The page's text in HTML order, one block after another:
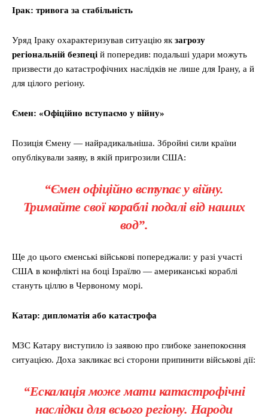
Ірак: тривога за стабільність
Уряд Іраку охарактеризував ситуацію якзагрозу
регіональній безпеці й попередив: подальші удари можуть
призвести до катастрофічних наслідків не лише для Ірану, а й
для цілого регіону.
Ємен: «Офіційно вступаємо у війну»
Позиція Ємену — найрадикальніша. Збройні сили країни
опублікували заяву, в якій пригрозили США:
“Ємен офіційно вступає у війну.
Тримайте свої кораблі подалі від наших
вод”.
Ще до цього єменські військові попереджали: у разі участі
США в конфлікті на боці Ізраїлю — американські кораблі
стануть ціллю в Червоному морі.
Катар: дипломатія або катастрофа
МЗС Катару виступило із заявою про глибоке занепокоєння
ситуацією. Доха закликає всі сторони припинити військові дії:
“Ескалація може мати катастрофічні
наслідкидля всього регіону. Народи